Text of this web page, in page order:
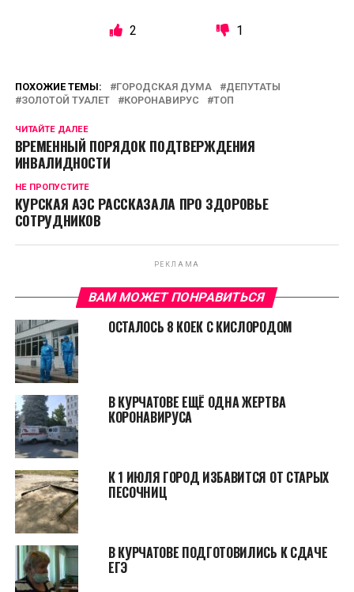
2 1
ПОХОЖИЕ ТЕМЫ: ГОРОДСКАЯ ДУМА
ДЕПУТАТЫ
ЗОЛОТОЙ ТУАЛЕТ
КОРОНАВИРУС ТОП
ЧИТАЙТЕ ДАЛЕЕ
ВРЕМЕННЫЙ ПОРЯДОК ПОДТВЕРЖДЕНИЯ
ИНВАЛИДНОСТИ
НЕ ПРОПУСТИТЕ
КУРСКАЯ АЭС РАССКАЗАЛА ПРО ЗДОРОВЬЕ
СОТРУДНИКОВ
РЕКЛАМА
ВАМ МОЖЕТ ПОНРАВИТЬСЯ
ОСТАЛОСЬ 8 КОЕК С КИСЛОРОДОМ
В КУРЧАТОВЕ ЕЩЁ ОДНА ЖЕРТВА
КОРОНАВИРУСА
К 1 ИЮЛЯ ГОРОД ИЗБАВИТСЯ ОТ СТАРЫХ
ПЕСОЧНИЦ
В КУРЧАТОВЕ ПОДГОТОВИЛИСЬ К СДАЧЕ
ЕГЭ